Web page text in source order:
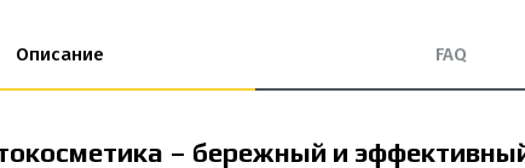
Описание FAQ
– бережный и